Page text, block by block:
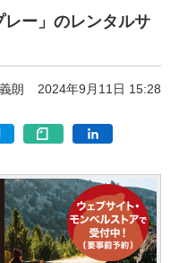
ー」のレンタルサ
朗 2024年9月11日 15:28